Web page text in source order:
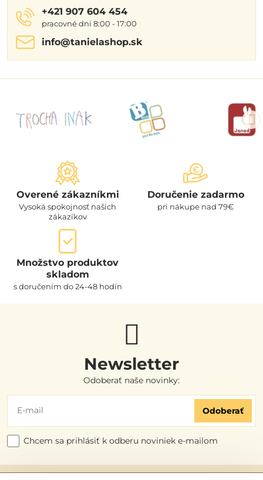
+421 907 604 454
pracovné dni 8:00 - 17:00
info​@tanielashop​.sk
Overené zákazníkmi
Vysoká spokojnosť našich
zákazíkov
Doručenie zadarmo
pri nákupe nad 79€
Množstvo produktov
skladom
s doručením do 24-48 hodín
Newsletter
Odoberať naše novinky:
Odoberať
Chcem sa prihlásiť k odberu noviniek e-mailom